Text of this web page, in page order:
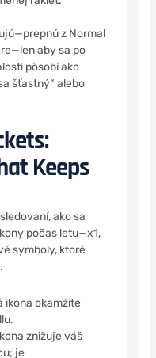
z Normal
aby sa po
pôsobí ako
šťastný“ alebo
Keeps
ako sa
počas letu—x1,
symboly, ktoré
ikona okamžite
znižuje váš
je